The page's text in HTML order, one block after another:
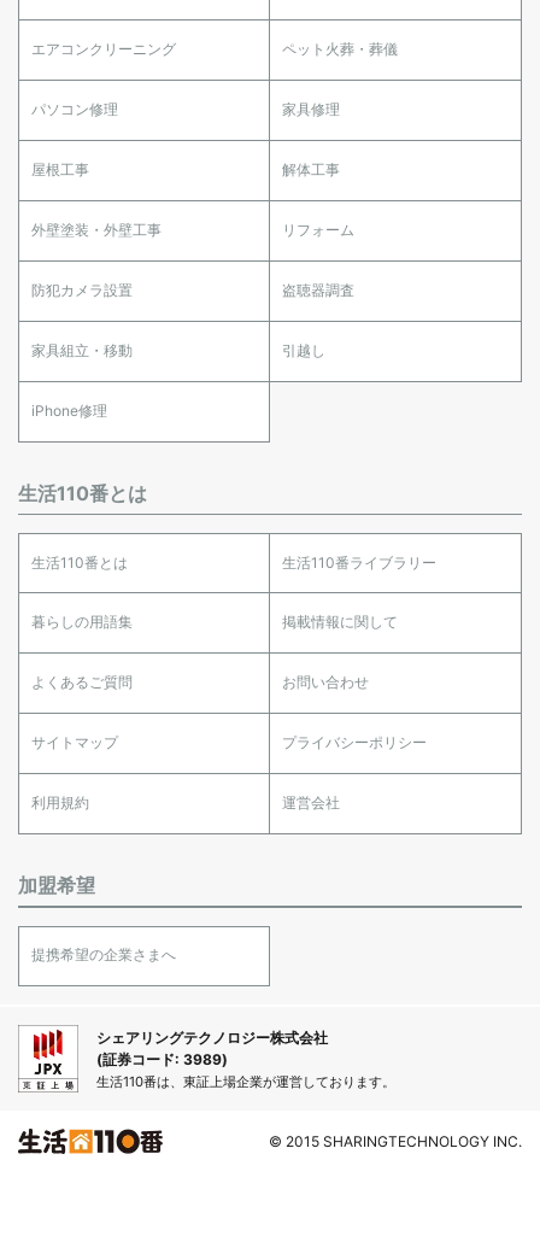
エアコンクリーニング ペット火葬・葬儀
パソコン修理 家具修理
屋根工事 解体工事
外壁塗装・外壁工事 リフォーム
防犯カメラ設置 盗聴器調査
家具組立・移動 引越し
iPhone修理
生活110番とは
生活110番とは 生活110番ライブラリー
暮らしの用語集 掲載情報に関して
よくあるご質問 お問い合わせ
サイトマップ プライバシーポリシー
利用規約 運営会社
加盟希望
提携希望の企業さまへ
シェアリングテクノロジー株式会社
(証券コード: 3989)
生活110番は、東証上場企業が運営しております。
© 2015 SHARINGTECHNOLOGY INC.